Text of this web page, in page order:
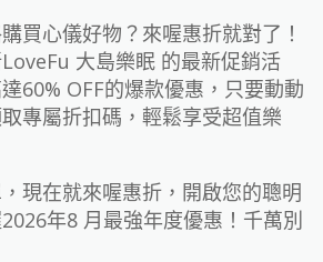
買心儀好物？來喔惠折就對了！
大島樂眠 的最新促銷活
60% OFF的爆款優惠，只要動動
專屬折扣碼，輕鬆享受超值樂
現在就來喔惠折，開啟您的聰明
年8 月最強年度優惠！千萬別